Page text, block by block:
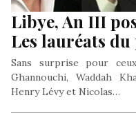
Libye, An III
Les lauréats
Sans surprise pour
Ghannouchi, Waddah
Henry Lévy et Nicolas…